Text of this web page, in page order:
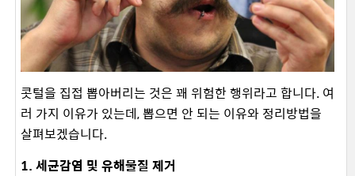
콧털을 집접 뽑아버리는 것은 꽤 위험한 행위라고 합니다. 여
러 가지 이유가 있는데, 뽑으면 안 되는 이유와 정리방법을
살펴보겠습니다.
1. 세균감염 및 유해물질 제거